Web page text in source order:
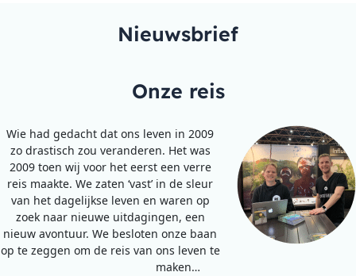
Nieuwsbrief
Onze reis
Wie had gedacht dat ons leven in 2009
zo drastisch zou veranderen. Het was
2009 toen wij voor het eerst een verre
reis maakte. We zaten ‘vast’ in de sleur
van het dagelijkse leven en waren op
zoek naar nieuwe uitdagingen, een
nieuw avontuur. We besloten onze baan
op te zeggen om de reis van ons leven te
maken…